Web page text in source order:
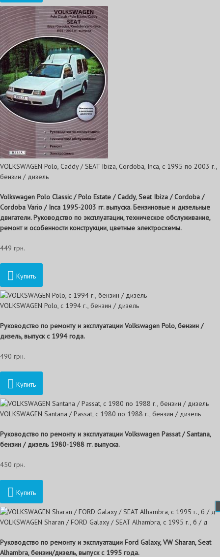
VOLKSWAGEN Polo, Caddy / SEAT Ibiza, Cordoba, Inca, с 1995 по 2003 г.,
бензин / дизель
Volkswagen Polo Classic / Polo Estate / Caddy, Seat Ibiza / Cordoba /
Cordoba Vario / Inca 1995-2003 гг. выпуска. Бензиновые и дизельные
двигатели. Руководство по эксплуатации, техническое обслуживание,
ремонт и особенности конструкции, цветные электросхемы.
449 грн.
Купить
VOLKSWAGEN Polo, с 1994 г., бензин / дизель
Руководство по ремонту и эксплуатации Volkswagen Polo, бензин /
дизель, выпуск с 1994 года.
490 грн.
Купить
VOLKSWAGEN Santana / Passat, с 1980 по 1988 г., бензин / дизель
Руководство по ремонту и эксплуатации Volkswagen Passat / Santana,
бензин / дизель 1980-1988 гг. выпуска.
450 грн.
Купить
VOLKSWAGEN Sharan / FORD Galaxy / SEAT Alhambra, с 1995 г., б / д
Руководство по ремонту и эксплуатации Ford Galaxy, VW Sharan, Seat
Alhambra, бензин/дизель, выпуск с 1995 года.